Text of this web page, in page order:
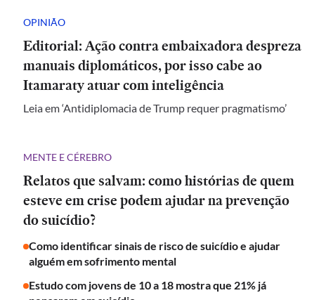
OPINIÃO
Editorial: Ação contra embaixadora despreza
manuais diplomáticos, por isso cabe ao
Itamaraty atuar com inteligência
Leia em ‘Antidiplomacia de Trump requer pragmatismo’
MENTE E CÉREBRO
Relatos que salvam: como histórias de quem
esteve em crise podem ajudar na prevenção
do suicídio?
Como identificar sinais de risco de suicídio e ajudar
alguém em sofrimento mental
Estudo com jovens de 10 a 18 mostra que 21% já